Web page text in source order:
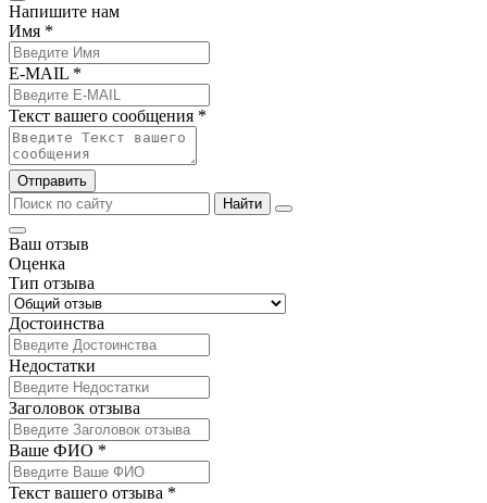
Напишите нам
Имя *
E-MAIL *
Текст вашего сообщения *
Отправить
Найти
Ваш отзыв
Оценка
Тип отзыва
Достоинства
Недостатки
Заголовок отзыва
Ваше ФИО *
Текст вашего отзыва *